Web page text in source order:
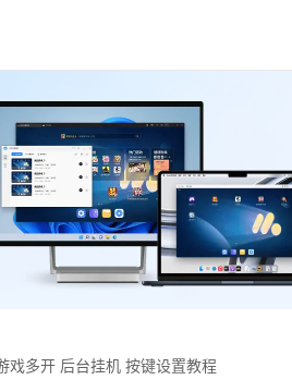
戏多开 后台挂机 按键设置教程